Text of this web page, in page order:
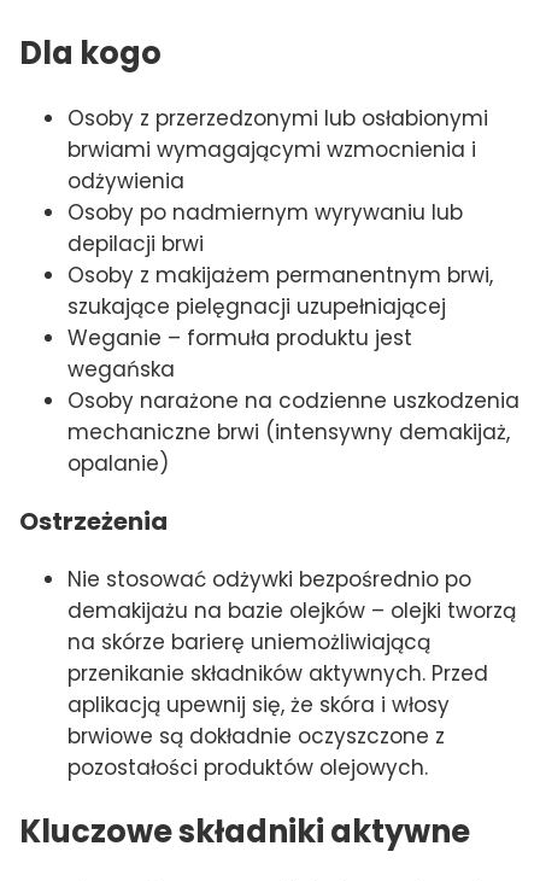
Dla kogo
Osoby z przerzedzonymi lub osłabionymi
brwiami wymagającymi wzmocnienia i
odżywienia
Osoby po nadmiernym wyrywaniu lub
depilacji brwi
Osoby z makijażem permanentnym brwi,
szukające pielęgnacji uzupełniającej
Weganie – formuła produktu jest
wegańska
Osoby narażone na codzienne uszkodzenia
mechaniczne brwi (intensywny demakijaż,
opalanie)
Ostrzeżenia
Nie stosować odżywki bezpośrednio po
demakijażu na bazie olejków – olejki tworzą
na skórze barierę uniemożliwiającą
przenikanie składników aktywnych. Przed
aplikacją upewnij się, że skóra i włosy
brwiowe są dokładnie oczyszczone z
pozostałości produktów olejowych.
Kluczowe składniki aktywne